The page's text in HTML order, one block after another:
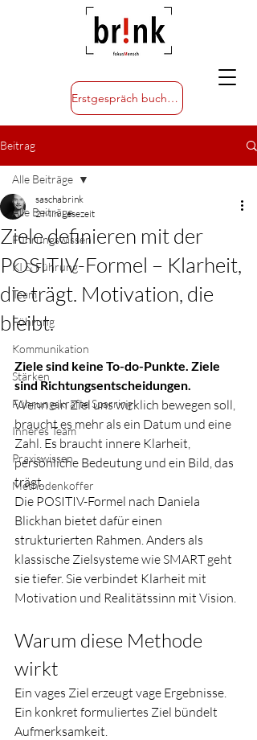
Erstgespräch buchen
Beitrag
Alle Beiträge
Führungswissen
KI & Führung
Team
Führung
Kommunikation
Stärken
Führungskräfte Sparring
Inneres Team
Praxiswissen
Methodenkoffer
Alle Beiträge
Ziele definieren mit der
POSITIV-Formel – Klarheit,
die trägt. Motivation, die
bleibt.
saschabrink
2 Min. Lesezeit
Ziele sind keine To-do-Punkte. Ziele
sind Richtungsentscheidungen.
Wenn ein Ziel uns wirklich bewegen soll,
braucht es mehr als ein Datum und eine
Zahl. Es braucht innere Klarheit,
persönliche Bedeutung und ein Bild, das
trägt.
Die POSITIV-Formel nach Daniela
Blickhan bietet dafür einen
strukturierten Rahmen. Anders als
klassische Zielsysteme wie SMART geht
sie tiefer. Sie verbindet Klarheit mit
Motivation und Realitätssinn mit Vision.
Warum diese Methode
wirkt
Ein vages Ziel erzeugt vage Ergebnisse.
Ein konkret formuliertes Ziel bündelt
Aufmerksamkeit.